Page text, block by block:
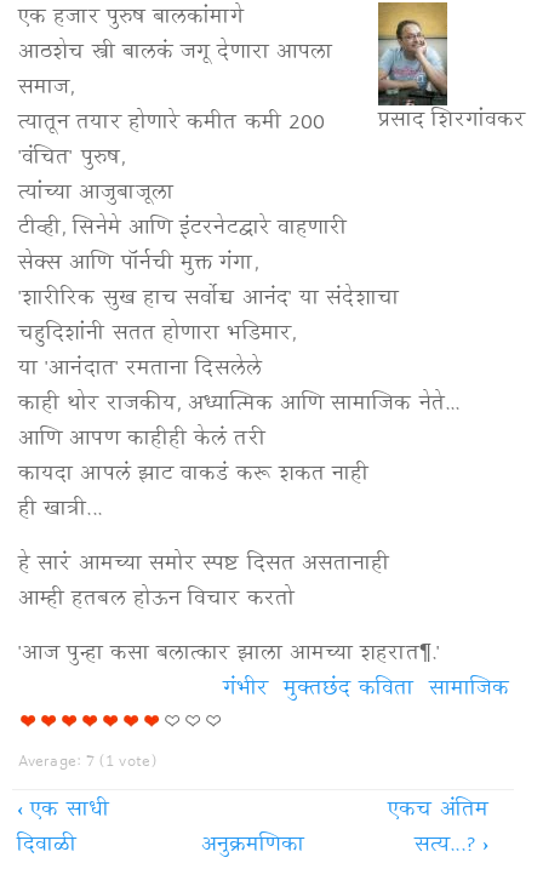
प्रसाद शिरगांवकर
एक हजार पुरुष बालकांमागे
आठशेच स्त्री बालकं जगू देणारा आपला
समाज,
त्यातून तयार होणारे कमीत कमी 200
'वंचित' पुरुष,
त्यांच्या आजुबाजूला
टीव्ही, सिनेमे आणि इंटरनेटद्वारे वाहणारी
सेक्स आणि पॉर्नची मुक्त गंगा,
'शारीरिक सुख हाच सर्वोच्च आनंद' या संदेशाचा
चहुदिशांनी सतत होणारा भडिमार,
या 'आनंदात' रमताना दिसलेले
काही थोर राजकीय, अध्यात्मिक आणि सामाजिक नेते...
आणि आपण काहीही केलं तरी
कायदा आपलं झाट वाकडं करू शकत नाही
ही खात्री...
हे सारं आमच्या समोर स्पष्ट दिसत असतानाही
आम्ही हतबल होऊन विचार करतो
'आज पुन्हा कसा बलात्कार झाला आमच्या शहरात….'
सामाजिक
मुक्‍तछंद कविता
गंभीर
Average: 7(1 vote)
‹एक साधी
दिवाळी
अनुक्रमणिका
एकच अंतिम
सत्य...? ›